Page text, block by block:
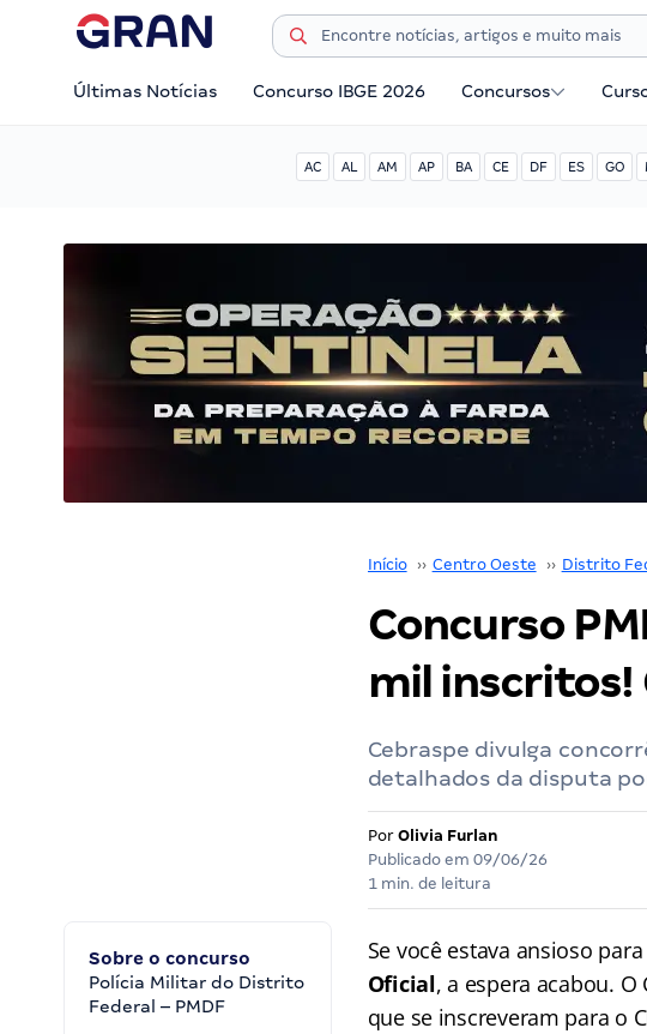
Últimas Notícias Concurso IBGE 2026 Concursos
AC AL AM AP BA CE DF ES GO
Início ›› Centro Oeste ›› Distrito
Concurso
mil inscritos!
Cebraspe divulga
detalhados da disputa
Por Olivia Furlan
Publicado em 09/06/26
1 min. de leitura
Sobre o concurso
Polícia Militar do Distrito
Federal – PMDF
Se você estava ansioso
Oficial, a espera acabou.
que se inscreveram para o